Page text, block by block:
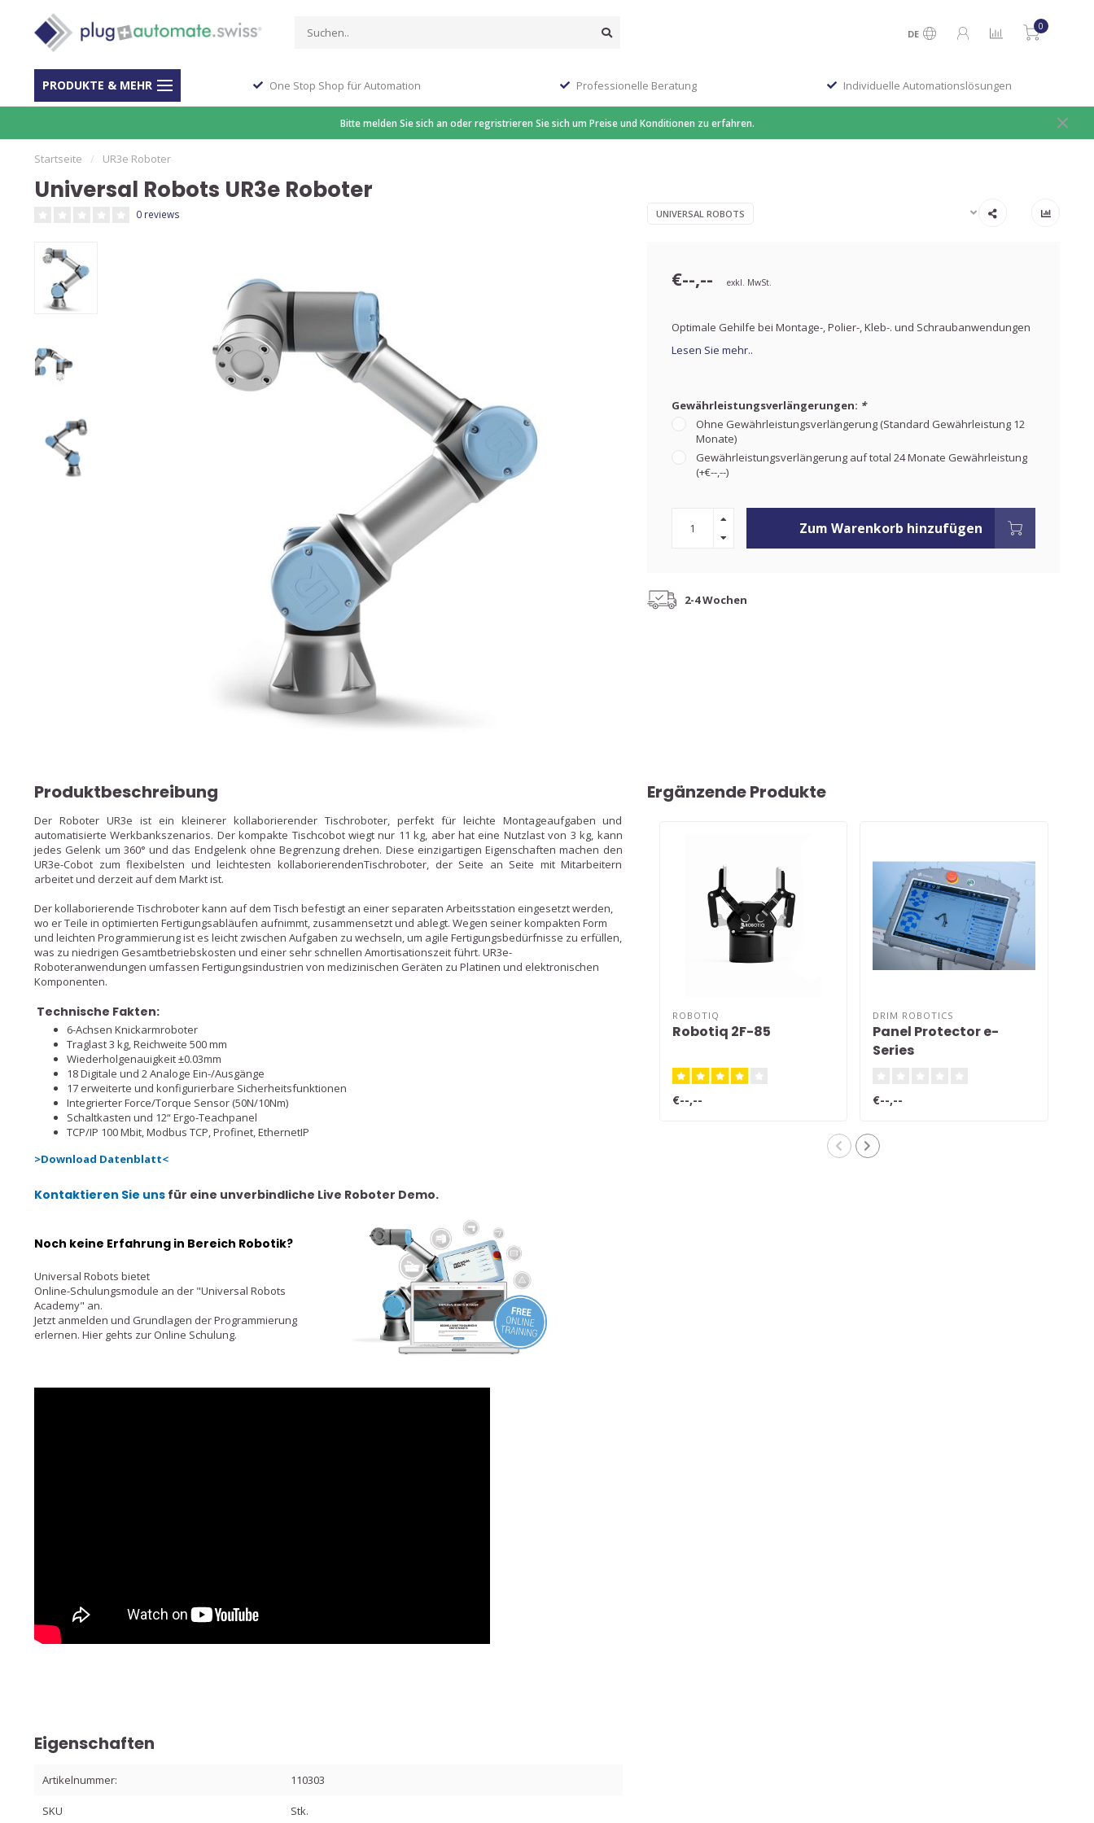
DE
0
PRODUKTE & MEHR
40 Jahre Erfahrung One Stop Shop für Automation Professionelle Beratung Individuelle Automationslösungen
Bitte melden Sie sich an oder regristrieren Sie sich um Preise und Konditionen zu erfahren.
Startseite / UR3e Roboter
Universal Robots UR3e Roboter
0 reviews UNIVERSAL ROBOTS
€--,-- exkl. MwSt.
Optimale Gehilfe bei Montage-, Polier-, Kleb-. und Schraubanwendungen
Lesen Sie mehr..
Gewährleistungsverlängerungen: *
Ohne Gewährleistungsverlängerung (Standard Gewährleistung 12
Monate)
Gewährleistungsverlängerung auf total 24 Monate Gewährleistung
(+€--,--)
Zum Warenkorb hinzufügen
2-4 Wochen
Produktbeschreibung
Der Roboter UR3e ist ein kleinerer kollaborierender Tischroboter, perfekt für leichte Montageaufgaben und
automatisierte Werkbankszenarios. Der kompakte Tischcobot wiegt nur 11 kg, aber hat eine Nutzlast von 3 kg, kann
jedes Gelenk um 360° und das Endgelenk ohne Begrenzung drehen. Diese einzigartigen Eigenschaften machen den
UR3e-Cobot zum flexibelsten und leichtesten kollaborierendenTischroboter, der Seite an Seite mit Mitarbeitern
arbeitet und derzeit auf dem Markt ist.
Der kollaborierende Tischroboter kann auf dem Tisch befestigt an einer separaten Arbeitsstation eingesetzt werden,
wo er Teile in optimierten Fertigungsabläufen aufnimmt, zusammensetzt und ablegt. Wegen seiner kompakten Form
und leichten Programmierung ist es leicht zwischen Aufgaben zu wechseln, um agile Fertigungsbedürfnisse zu erfüllen,
was zu niedrigen Gesamtbetriebskosten und einer sehr schnellen Amortisationszeit führt. UR3e-
Roboteranwendungen umfassen Fertigungsindustrien von medizinischen Geräten zu Platinen und elektronischen
Komponenten.
Technische Fakten:
6-Achsen Knickarmroboter
Traglast 3 kg, Reichweite 500 mm
Wiederholgenauigkeit ±0.03mm
18 Digitale und 2 Analoge Ein-/Ausgänge
17 erweiterte und konfigurierbare Sicherheitsfunktionen
Integrierter Force/Torque Sensor (50N/10Nm)
Schaltkasten und 12“ Ergo-Teachpanel
TCP/IP 100 Mbit, Modbus TCP, Profinet, EthernetIP
>Download Datenblatt<
Kontaktieren Sie uns für eine unverbindliche Live Roboter Demo.
Noch keine Erfahrung in Bereich Robotik?
Universal Robots bietet
Online-Schulungsmodule an der "Universal Robots
Academy" an.
Jetzt anmelden und Grundlagen der Programmierung
erlernen. Hier gehts zur Online Schulung.
Eigenschaften
Artikelnummer: 110303
SKU Stk.
Ergänzende Produkte
ROBOTIQ
Robotiq 2F-85
€--,--
DRIM ROBOTICS
Panel Protector e-
Series
€--,--